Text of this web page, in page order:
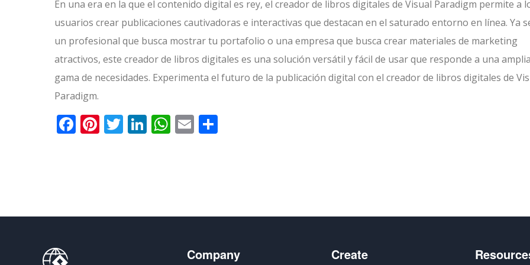
En una era en la que el contenido digital es rey, el creador de libros digitales de Visual Paradigm permite a
usuarios crear publicaciones cautivadoras e interactivas que destacan en el saturado entorno en línea. Ya
un profesional que busca mostrar tu portafolio o una empresa que busca crear materiales de marketing
atractivos, este creador de libros digitales es una solución versátil y fácil de usar que responde a una amplia
gama de necesidades. Experimenta el futuro de la publicación digital con el creador de libros digitales de
Paradigm.
Facebook
Pinterest
Twitter
LinkedIn
WhatsApp
Email
Company Create